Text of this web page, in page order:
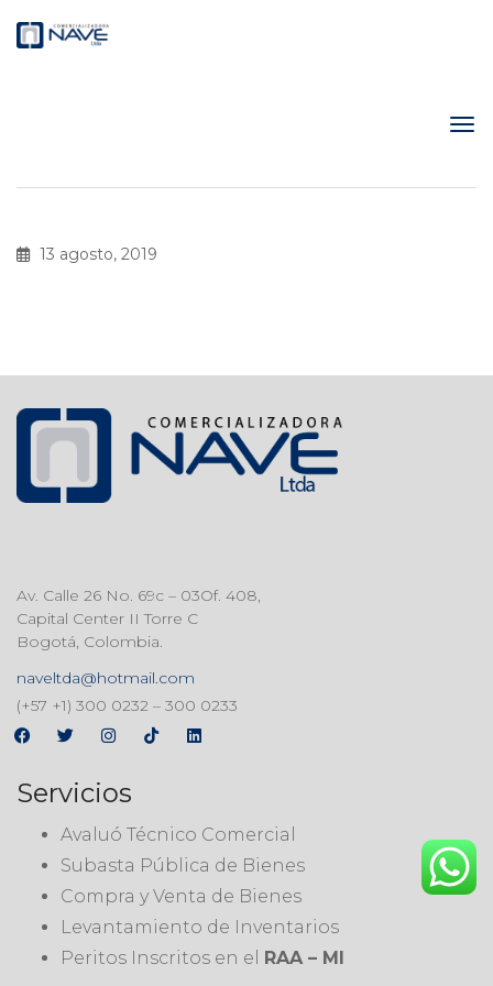
13 agosto, 2019
Av. Calle 26 No. 69c – 03Of. 408,
Capital Center II Torre C
Bogotá, Colombia.
naveltda@hotmail.com
(+57 +1) 300 0232 – 300 0233
Servicios
Avaluó Técnico Comercial
Subasta Pública de Bienes
Compra y Venta de Bienes
Levantamiento de Inventarios
Peritos Inscritos en el RAA – MI